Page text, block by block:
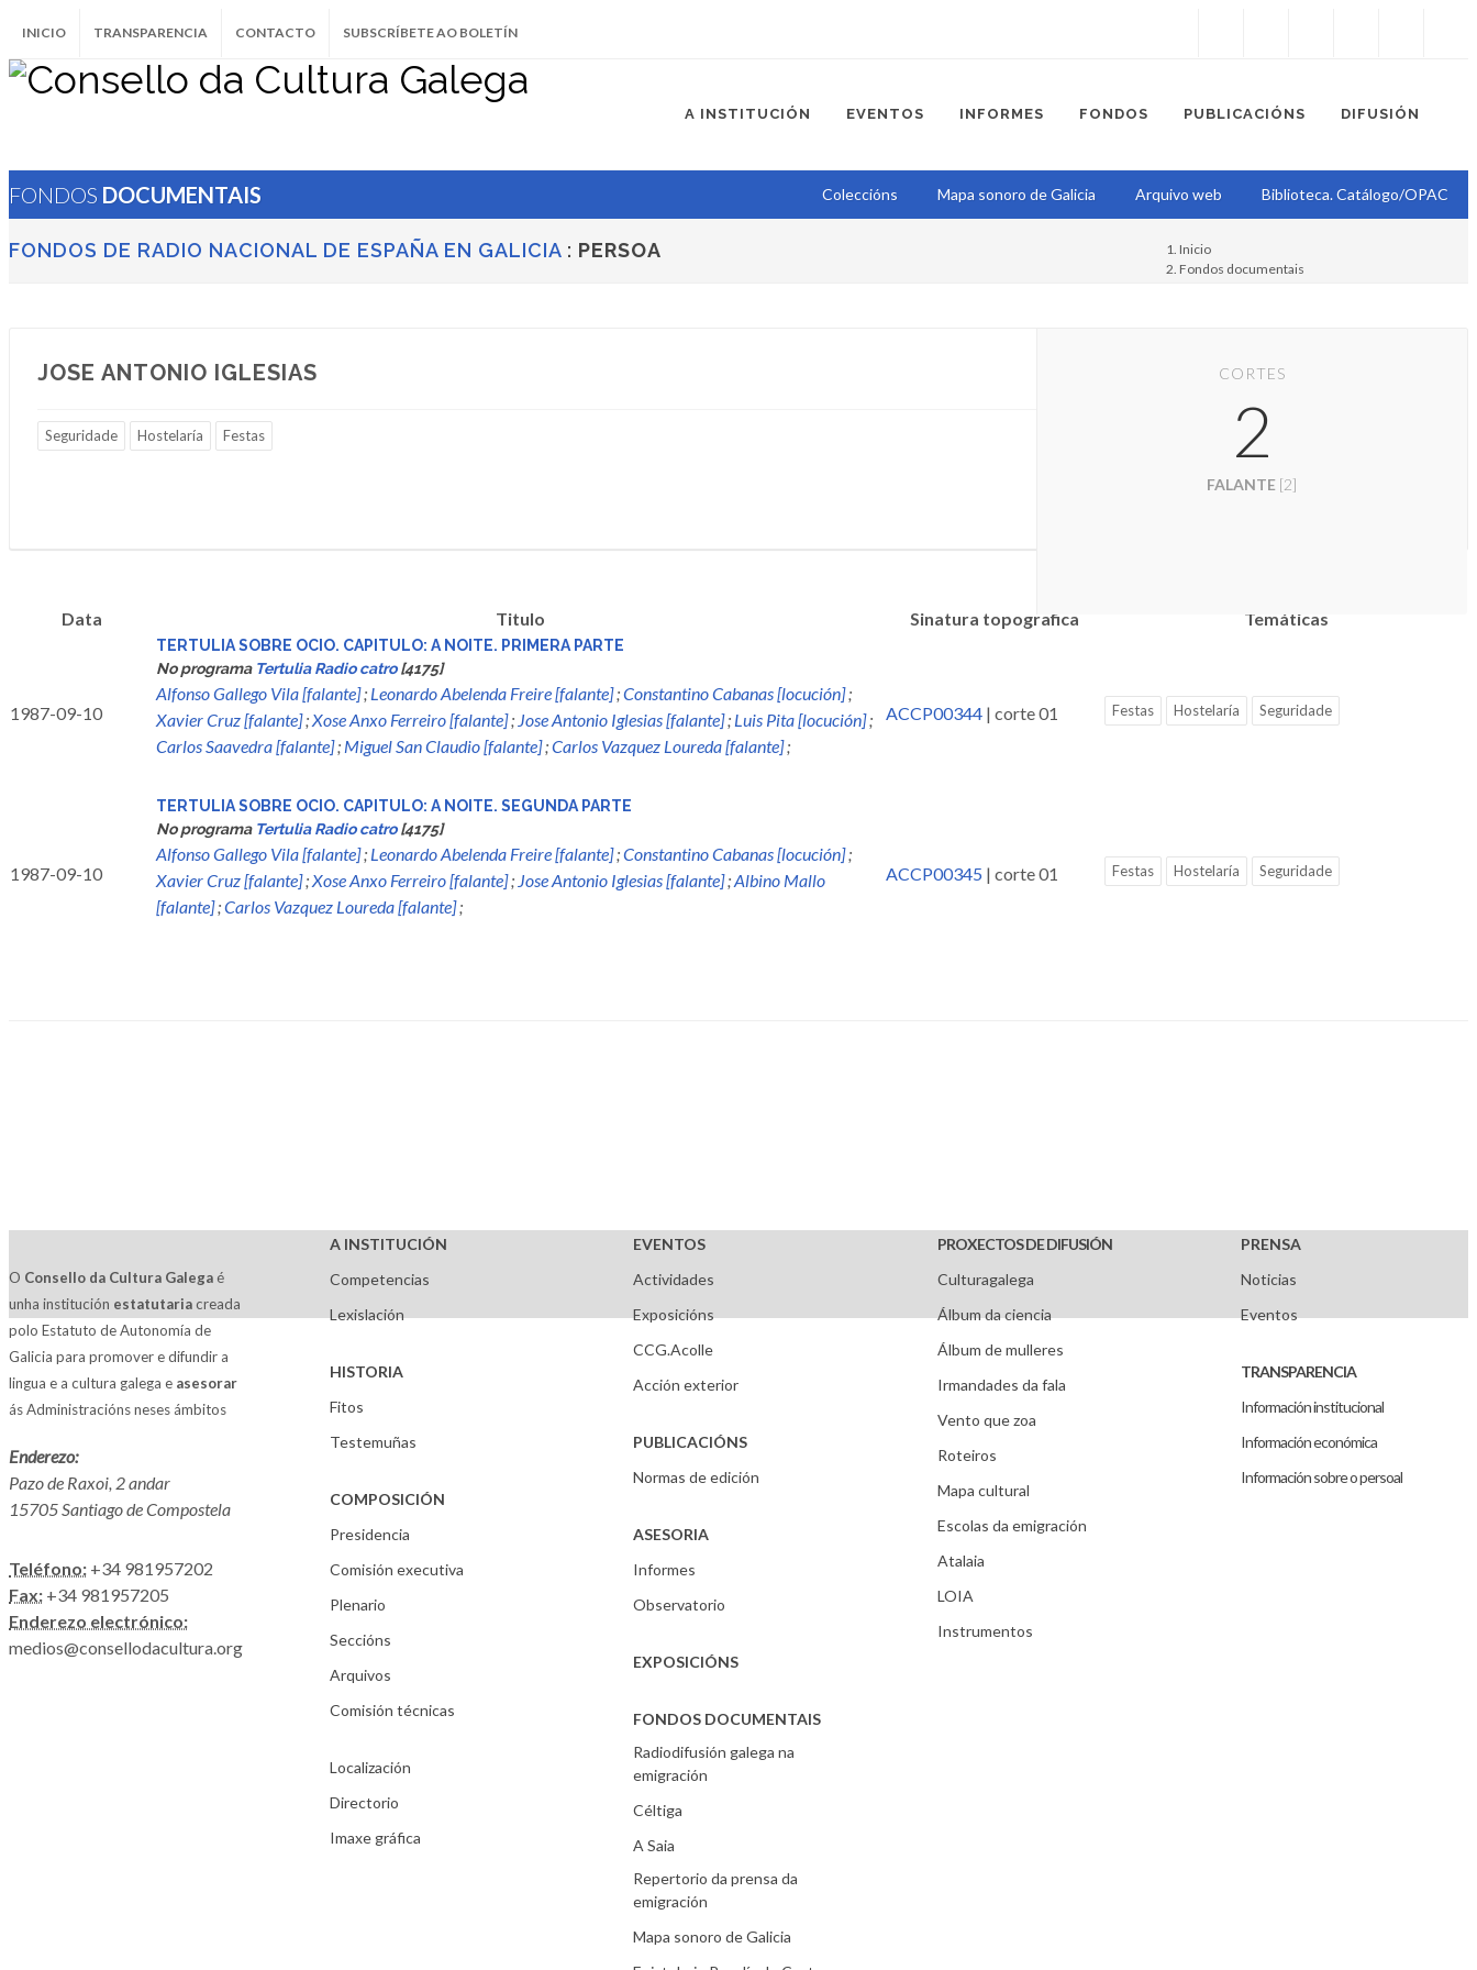
INICIO TRANSPARENCIA CONTACTO SUBSCRÍBETE AO BOLETÍN
A INSTITUCIÓN EVENTOS INFORMES FONDOS PUBLICACIÓNS DIFUSIÓN
FONDOS DOCUMENTAIS Coleccións Mapa sonoro de Galicia Arquivo web Biblioteca. Catálogo/OPAC
FONDOS DE RADIO NACIONAL DE ESPAÑA EN GALICIA : PERSOA
Inicio
Fondos documentais
JOSE ANTONIO IGLESIAS
Seguridade Hostelaría Festas
CORTES
2
FALANTE [2]
Data Titulo Sinatura topografica Temáticas
1987-09-10
TERTULIA SOBRE OCIO. CAPITULO: A NOITE. PRIMERA PARTE
No programa Tertulia Radio catro[4175]
Alfonso Gallego Vila [falante]; Leonardo Abelenda Freire [falante];Constantino Cabanas [locución];
Xavier Cruz [falante];Xose Anxo Ferreiro [falante]; Jose Antonio Iglesias [falante]; Luis Pita [locución];
Carlos Saavedra [falante]; Miguel San Claudio [falante];Carlos Vazquez Loureda [falante];
ACCP00344 | corte 01 Festas Hostelaría Seguridade
1987-09-10
TERTULIA SOBRE OCIO. CAPITULO: A NOITE. SEGUNDA PARTE
No programa Tertulia Radio catro[4175]
Alfonso Gallego Vila [falante]; Leonardo Abelenda Freire [falante];Constantino Cabanas [locución];
Xavier Cruz [falante];Xose Anxo Ferreiro [falante]; Jose Antonio Iglesias [falante];Albino Mallo
[falante];Carlos Vazquez Loureda [falante];
ACCP00345 | corte 01 Festas Hostelaría Seguridade
O Consello da Cultura Galega é
unha institución estatutariacreada
polo Estatuto de Autonomía de
Galicia para promover e difundir a
lingua e a cultura galega e asesorar
ás Administracións neses ámbitos
Enderezo:
Pazo de Raxoi, 2 andar
15705 Santiago de Compostela
Teléfono: +34 981957202
Fax: +34 981957205
Enderezo electrónico:
medios@consellodacultura.org
A INSTITUCIÓN
Competencias
Lexislación
HISTORIA
Fitos
Testemuñas
COMPOSICIÓN
Presidencia
Comisión executiva
Plenario
Seccións
Arquivos
Comisión técnicas
Localización
Directorio
Imaxe gráfica
EVENTOS
Actividades
Exposicións
CCG.Acolle
Acción exterior
PUBLICACIÓNS
Normas de edición
ASESORIA
Informes
Observatorio
EXPOSICIÓNS
FONDOS DOCUMENTAIS
Radiodifusión galega na
emigración
Céltiga
A Saia
Repertorio da prensa da
emigración
Mapa sonoro de Galicia
PROXECTOS DE DIFUSIÓN
Culturagalega
Álbum da ciencia
Álbum de mulleres
Irmandades da fala
Vento que zoa
Roteiros
Mapa cultural
Escolas da emigración
Atalaia
LOIA
Instrumentos
PRENSA
Noticias
Eventos
TRANSPARENCIA
Información institucional
Información económica
Información sobre o persoal